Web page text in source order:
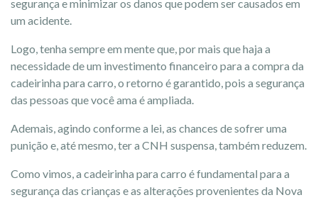
segurança e minimizar os danos que podem ser causados em
um acidente.
Logo, tenha sempre em mente que, por mais que haja a
necessidade de um investimento financeiro para a compra da
cadeirinha para carro, o retorno é garantido, pois a segurança
das pessoas que você ama é ampliada.
Ademais, agindo conforme a lei, as chances de sofrer uma
punição e, até mesmo, ter a CNH suspensa, também reduzem.
Como vimos, a cadeirinha para carro é fundamental para a
segurança das crianças e as alterações provenientes da Nova